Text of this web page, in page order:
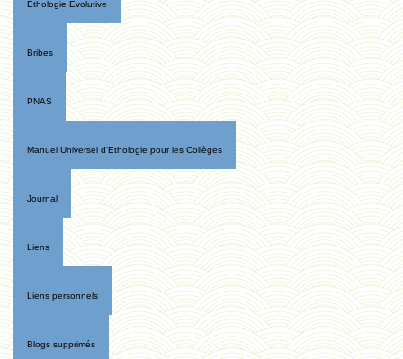
Ethologie Evolutive
Bribes
PNAS
Manuel Universel d'Ethologie pour les Collèges
Journal
Liens
Liens personnels
Blogs supprimés